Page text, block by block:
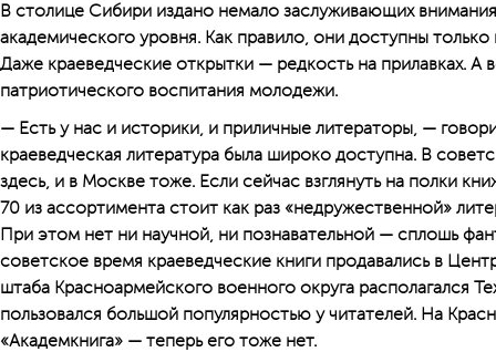
В столице Сибири издано немало заслуживающих
академического уровня. Как правило, они доступны
Даже крае­ведческие открытки — редкость на прилавках. А
патриотического воспитания молодежи.
— Есть у нас и историки, и приличные литераторы, —
краеведческая литература была широко доступна. В
здесь, и в Москве тоже. Если сейчас взглянуть на полки
70 из ассортимента стоит как раз «недружественной»
При этом нет ни научной, ни познавательной — сплошь
советское время краеведческие книги продавались в
штаба Красноармейского военного округа располагался
пользовался большой популярностью у читателей. На
«Академкнига» — теперь его тоже нет.